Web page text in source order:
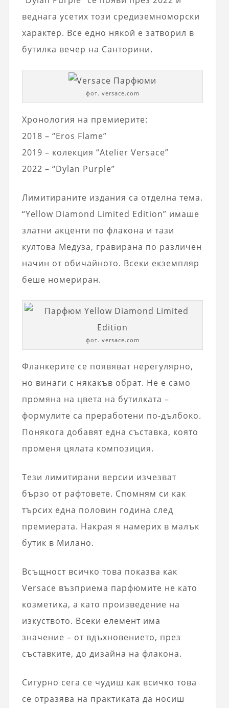
веднага усетих този средиземноморски
характер. Все едно някой е затворил в
бутилка вечер на Санторини.
фот. versace.com
Хронология на премиерите:
2018 – “Eros Flame”
2019 – колекция “Atelier Versace”
2022 – “Dylan Purple”
Лимитираните издания са отделна тема.
“Yellow Diamond Limited Edition” имаше
златни акценти по флакона и тази
култова Медуза, гравирана по различен
начин от обичайното. Всеки екземпляр
беше номериран.
фот. versace.com
Фланкерите се появяват нерегулярно,
но винаги с някакъв обрат. Не е само
промяна на цвета на бутилката –
формулите са преработени по-дълбоко.
Понякога добавят една съставка, която
променя цялата композиция.
Тези лимитирани версии изчезват
бързо от рафтовете. Спомням си как
търсих една половин година след
премиерата. Накрая я намерих в малък
бутик в Милано.
Всъщност всичко това показва как
Versace възприема парфюмите не като
козметика, а като произведение на
изкуството. Всеки елемент има
значение – от вдъхновението, през
съставките, до дизайна на флакона.
Сигурно сега се чудиш как всичко това
се отразява на практиката да носиш